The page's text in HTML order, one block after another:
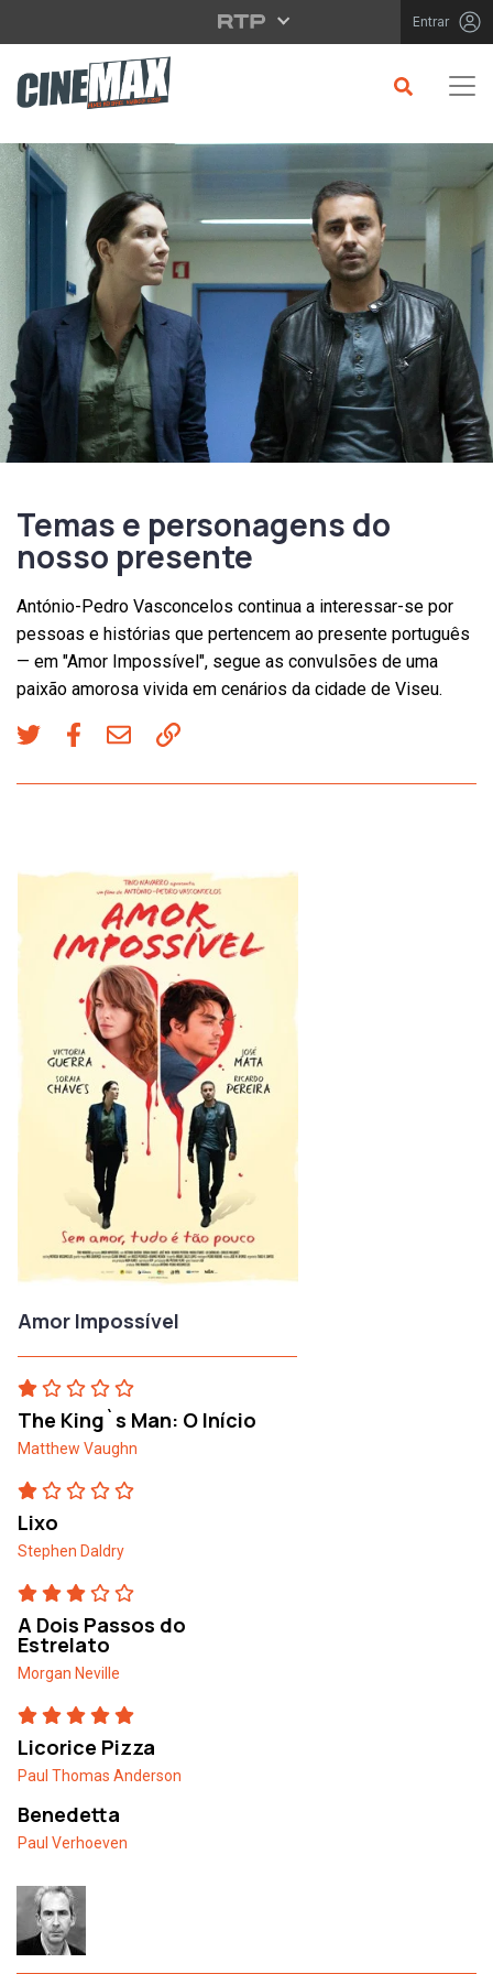
Saltar para o conteúdo principal Entrar
Temas e personagens do
nosso presente
António-Pedro Vasconcelos continua a interessar-se por
pessoas e histórias que pertencem ao presente português
— em "Amor Impossível", segue as convulsões de uma
paixão amorosa vivida em cenários da cidade de Viseu.
Amor Impossível
The King`s Man: O Início
Matthew Vaughn
Lixo
Stephen Daldry
A Dois Passos do
Estrelato
Morgan Neville
Licorice Pizza
Paul Thomas Anderson
Benedetta
Paul Verhoeven